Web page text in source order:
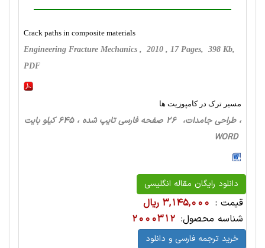
Crack paths in composite materials
Engineering Fracture Mechanics , 2010 , 17 Pages, 398 Kb,
PDF
مسیر ترک در کامپوزیت ها
، طراحی‌ جامدات، 26 صفحه فارسی تایپ شده ، 645 کیلو بایت
WORD
دانلود رایگان مقاله انگلیسی
قیمت : 3,145,000 ریال
شناسه محصول: 2000312
خرید ترجمه فارسی و دانلود